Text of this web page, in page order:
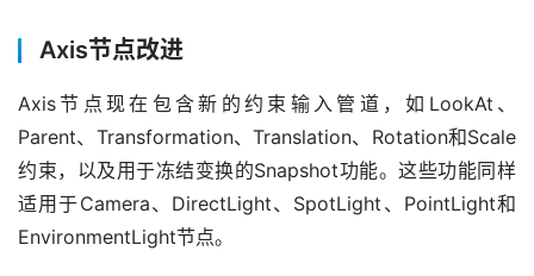
Axis节点改进
Axis节点现在包含新的约束输入管道，如LookAt、
Parent、Transformation、Translation、Rotation和Scale
约束，以及用于冻结变换的Snapshot功能。这些功能同样
适用于Camera、DirectLight、SpotLight、PointLight和
EnvironmentLight节点。